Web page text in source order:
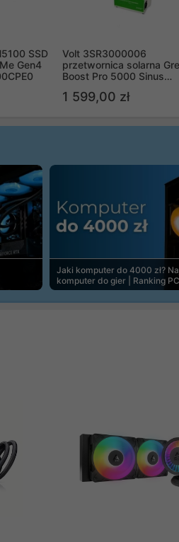
SSD
Gen4
Volt 3SR3000006
przetwornica solarna
Boost Pro 5000 Sinus
1 599,00 zł
Jaki komputer do 4000 zł?
komputer do gier | Ranking